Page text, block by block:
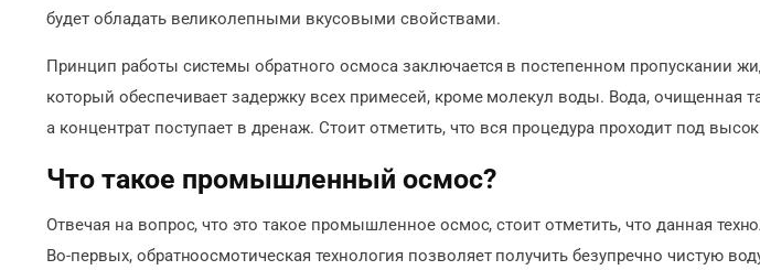
будет обладать великолепными вкусовыми свойствами.
Принцип работы системы обратного осмоса заключается в постепенном пропускании
который обеспечивает задержку всех примесей, кроме молекул воды. Вода, очищенная
а концентрат поступает в дренаж. Стоит отметить, что вся процедура проходит под
Что такое промышленный осмос?
Отвечая на вопрос, что это такое промышленное осмос, стоит отметить, что данная
Во-первых, обратноосмотическая технология позволяет получить безупречно чистую